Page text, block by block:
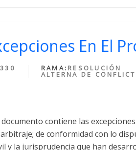
En El
RAMA: RESOLUCIÓN
ALTERNA DE
contiene las
de conformidad con lo
y la jurisprudencia que han